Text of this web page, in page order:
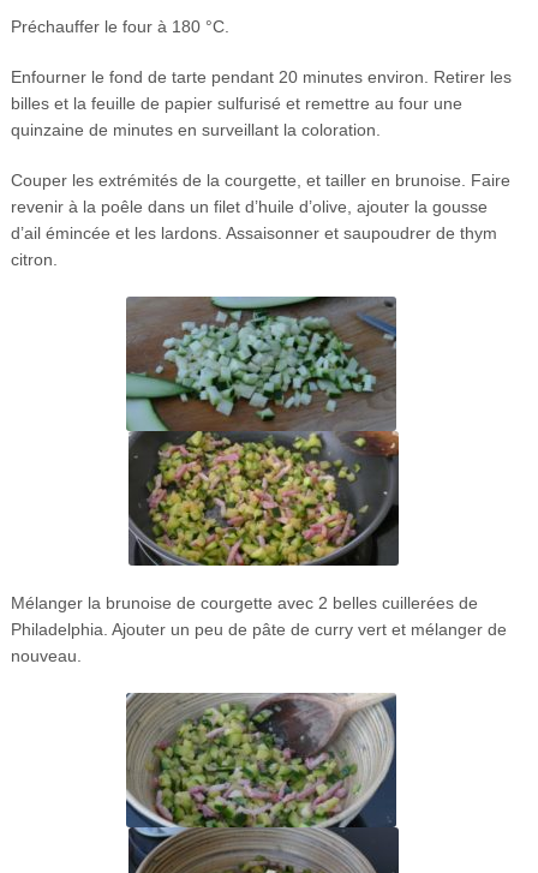
Préchauffer le four à 180 °C.
Enfourner le fond de tarte pendant 20 minutes environ. Retirer les
billes et la feuille de papier sulfurisé et remettre au four une
quinzaine de minutes en surveillant la coloration.
Couper les extrémités de la courgette, et tailler en brunoise. Faire
revenir à la poêle dans un filet d’huile d’olive, ajouter la gousse
d’ail émincée et les lardons. Assaisonner et saupoudrer de thym
citron.
Mélanger la brunoise de courgette avec 2 belles cuillerées de
Philadelphia. Ajouter un peu de pâte de curry vert et mélanger de
nouveau.